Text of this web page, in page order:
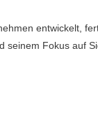
entwickelt,
Fokus auf